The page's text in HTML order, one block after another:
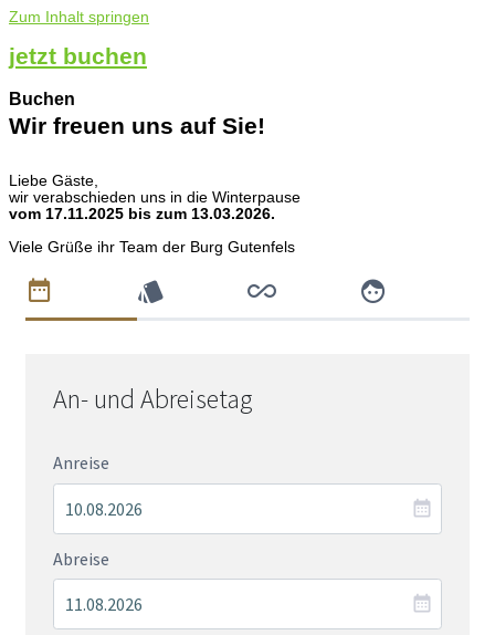
Zum Inhalt springen
jetzt buchen
Buchen
Wir freuen uns auf Sie!
Liebe Gäste,
wir verabschieden uns in die Winterpause
vom 17.11.2025 bis zum 13.03.2026.
Viele Grüße ihr Team der Burg Gutenfels
An- und Abreisetag
Anreise
Abreise